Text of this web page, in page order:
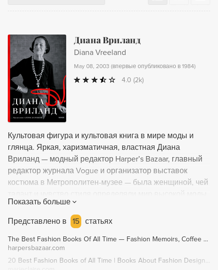
Диана Вриланд
Diana Vreeland
May 08, 2003 (впервые опубликовано в 1984)
4.0 (2k)
Культовая фигура и культовая книга в мире моды и
глянца. Яркая, харизматичная, властная Диана
Вриланд — модный редактор Harper’s Bazaar, главный
редактор журнала Vogue и организатор выставок
костюма в Метрополитен-музее — была женщиной, чей
на протяжении пятидесяти лет. Благодаря ей Vogue
приобрел славу, вес и значимость, а ее необычный
взгляд на красоту сделал знаменитыми многих
артистов, моделей и фотографов. Из английских
дворцов в ночные клубы Парижа 1930-х годов, из диких
мест Вайоминга в эксклюзивные места высшего
Показать больше
Представлено в
15 статьях
The Best Fashion Books Of All Time — Fashion Memoirs, Coffee Table Books
harpersbazaar.com
20 Best Fashion Books of All Time | Books About Fashion Designers